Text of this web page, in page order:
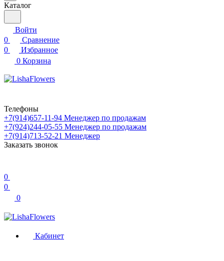
Каталог
Войти
0
Сравнение
0
Избранное
0 Корзина
Телефоны
+7(914)657-11-94 Менеджер по продажам
+7(924)244-05-55 Менеджер по продажам
+7(914)713-52-21 Менеджер
Заказать звонок
0
0
0
Кабинет